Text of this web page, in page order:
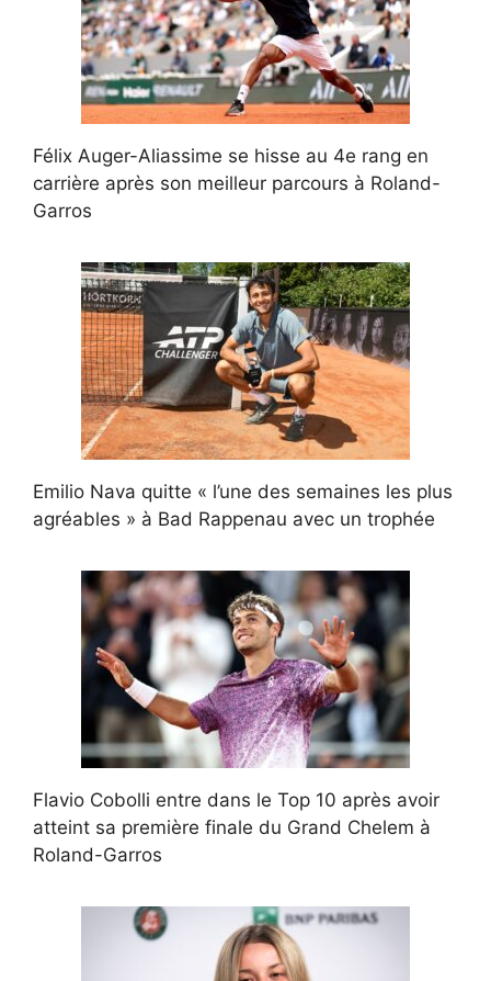
Félix Auger-Aliassime se hisse au 4e rang en
carrière après son meilleur parcours à Roland-
Garros
Emilio Nava quitte « l’une des semaines les plus
agréables » à Bad Rappenau avec un trophée
Flavio Cobolli entre dans le Top 10 après avoir
atteint sa première finale du Grand Chelem à
Roland-Garros